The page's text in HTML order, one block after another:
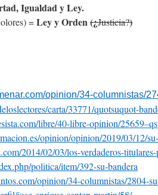
Igualdad y Ley.
=Ley y Orden(¿Justicia?)
com/opinion/34-columnistas/
carta/33771/quotsuquot-
com/libre/40-libre-opinion/
opinion/opinion/2019/03/12/
2014/02/03/los-verdaderos-
php/politica/item/392-su-bandera
com/opinion/34-columnistas/2804-